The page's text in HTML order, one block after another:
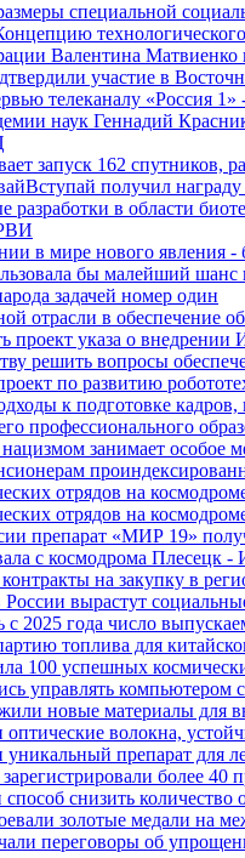
специальной
Валентина
участие в
телеканалу «Россия 1»
наук Геннадий
запуск 162 спутников,
получил
в области
в мире нового явления -
бы малейший
задачей номер один
отрасли в обеспечение
проект указа о
решить вопросы
по развитию
к подготовке
профессионального
занимает особое
отрядов на
отрядов на
препарат «МИР 19»
с космодрома Плесецк -
на закупку в
вырастут
с 2025 года число
топлива для
100 успешных
управлять
новые материалы для
оптические волокна,
препарат для
более 40
снизить количество
золотые медали на
переговоры об